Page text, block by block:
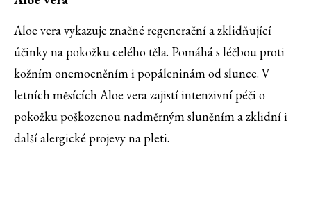
Aloe vera vykazuje značné regenerační a zklidňující
účinky na pokožku celého těla. Pomáhá s léčbou proti
kožním onemocněním i popáleninám od slunce. V
letních měsících Aloe vera zajistí intenzivní péči o
pokožku poškozenou nadměrným sluněním a zklidní i
další alergické projevy na pleti.